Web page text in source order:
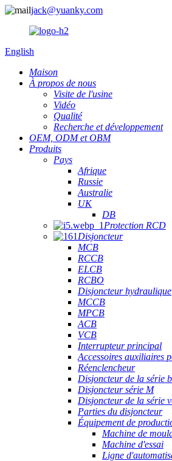
jack@yuanky.com
English
Maison
À propos de nous
Visite de l'usine
Vidéo
Qualité
Recherche et développement
OEM, ODM et OBM
Produits
Pays
Afrique
Russie
Australie
UK
DB
Protection RCD
Disjoncteur
MCB
RCCB
ELCB
RCBO
Disjoncteur hydraulique
MCCB
MPCB
ACB
VCB
Interrupteur principal
Accessoires auxiliaires
Réenclencheur
Disjoncteur de la série
Disjoncteur série M
Disjoncteur de la série
Parties du disjoncteur
Équipement de
Machine de
Machine d'essai
Ligne